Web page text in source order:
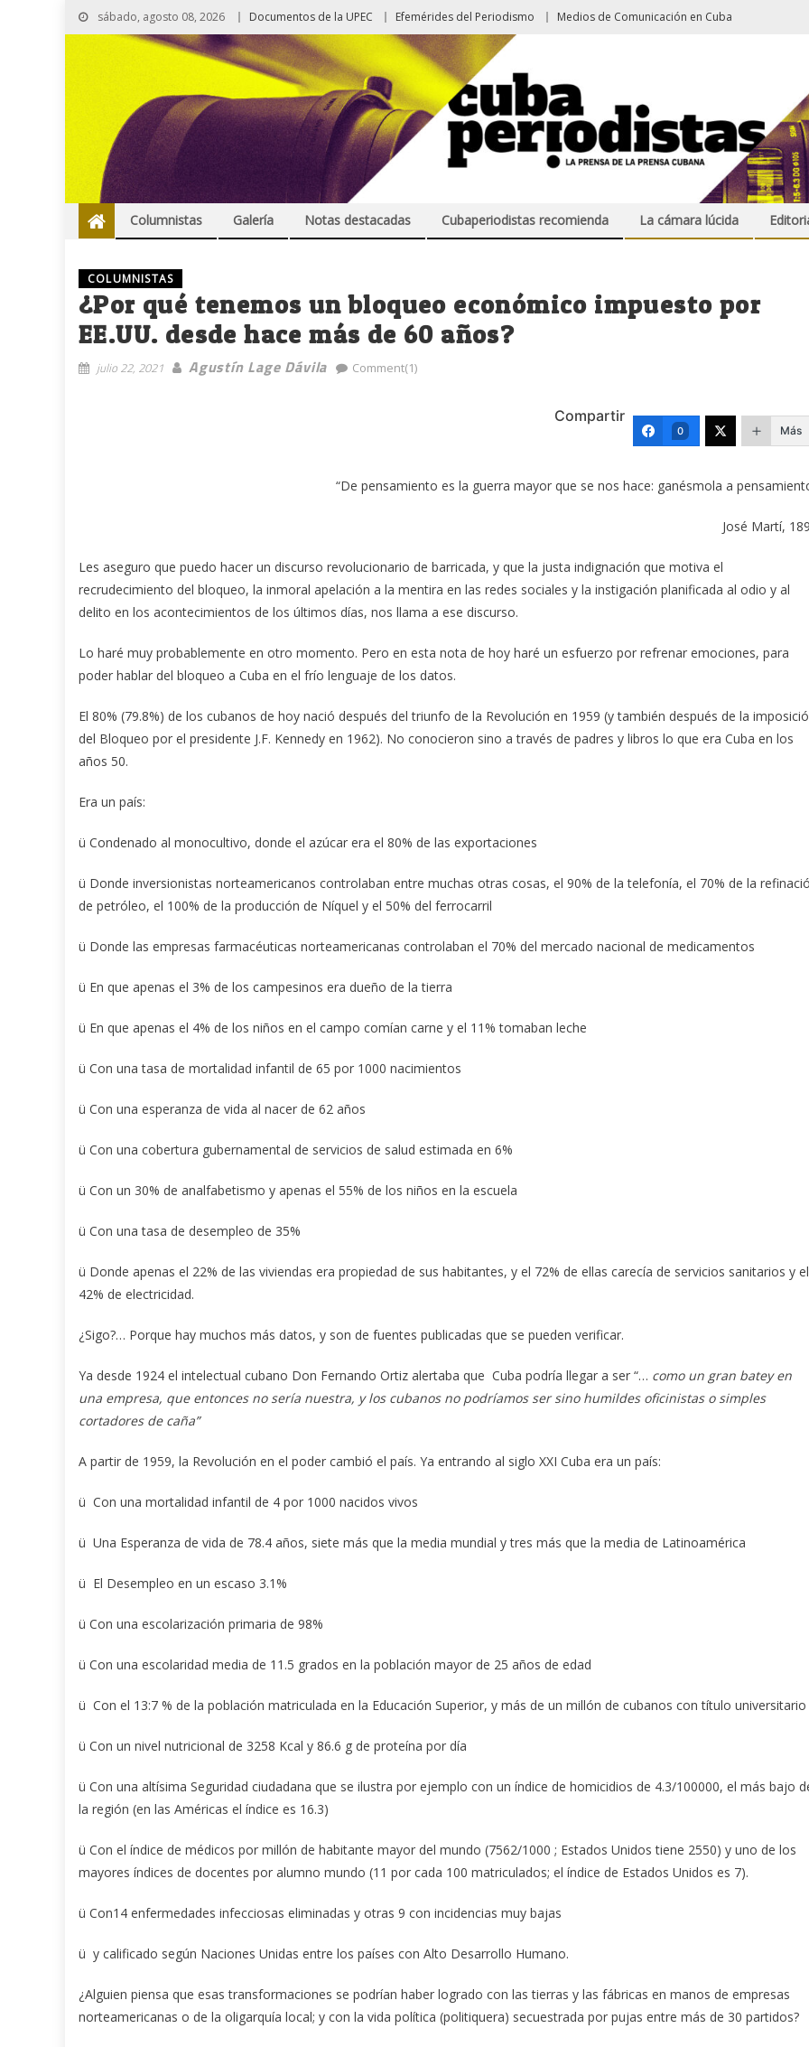
sábado, agosto 08, 2026 Documentos de la UPEC Efemérides del Periodismo Medios de Comunicación en Cuba
Columnistas Galería Notas destacadas Cubaperiodistas recomienda La cámara lúcida
COLUMNISTAS
¿Por qué tenemos un bloqueo económico impuesto por
EE.UU. desde hace más de 60 años?
julio 22, 2021 Agustín Lage Dávila Comment(1)
Compartir
0 Más
“De pensamiento es la guerra mayor que se nos hace: ganésmola a
José Martí,
Les aseguro que puedo hacer un discurso revolucionario de barricada, y que la justa indignación que motiva el
recrudecimiento del bloqueo, la inmoral apelación a la mentira en las redes sociales y la instigación planificada al odio y al
delito en los acontecimientos de los últimos días, nos llama a ese discurso.
Lo haré muy probablemente en otro momento. Pero en esta nota de hoy haré un esfuerzo por refrenar emociones, para
poder hablar del bloqueo a Cuba en el frío lenguaje de los datos.
El 80% (79.8%) de los cubanos de hoy nació después del triunfo de la Revolución en 1959 (y también después de la
del Bloqueo por el presidente J.F. Kennedy en 1962). No conocieron sino a través de padres y libros lo que era Cuba en los
años 50.
Era un país:
ü Condenado al monocultivo, donde el azúcar era el 80% de las exportaciones
ü Donde inversionistas norteamericanos controlaban entre muchas otras cosas, el 90% de la telefonía, el 70% de la
de petróleo, el 100% de la producción de Níquel y el 50% del ferrocarril
ü Donde las empresas farmacéuticas norteamericanas controlaban el 70% del mercado nacional de medicamentos
ü En que apenas el 3% de los campesinos era dueño de la tierra
ü En que apenas el 4% de los niños en el campo comían carne y el 11% tomaban leche
ü Con una tasa de mortalidad infantil de 65 por 1000 nacimientos
ü Con una esperanza de vida al nacer de 62 años
ü Con una cobertura gubernamental de servicios de salud estimada en 6%
ü Con un 30% de analfabetismo y apenas el 55% de los niños en la escuela
ü Con una tasa de desempleo de 35%
ü Donde apenas el 22% de las viviendas era propiedad de sus habitantes, y el 72% de ellas carecía de servicios sanitarios y el
42% de electricidad.
¿Sigo?… Porque hay muchos más datos, y son de fuentes publicadas que se pueden verificar.
Ya desde 1924 el intelectual cubano Don Fernando Ortiz alertaba que Cuba podría llegar a ser “… como un gran batey en
una empresa, que entonces no sería nuestra, y los cubanos no podríamos ser sino humildes oficinistas o simples
cortadores de caña”
A partir de 1959, la Revolución en el poder cambió el país. Ya entrando al siglo XXI Cuba era un país:
ü Con una mortalidad infantil de 4 por 1000 nacidos vivos
ü Una Esperanza de vida de 78.4 años, siete más que la media mundial y tres más que la media de Latinoamérica
ü El Desempleo en un escaso 3.1%
ü Con una escolarización primaria de 98%
ü Con una escolaridad media de 11.5 grados en la población mayor de 25 años de edad
ü Con el 13:7 % de la población matriculada en la Educación Superior, y más de un millón de cubanos con título universitario
ü Con un nivel nutricional de 3258 Kcal y 86.6 g de proteína por día
ü Con una altísima Seguridad ciudadana que se ilustra por ejemplo con un índice de homicidios de 4.3/100000, el más bajo
la región (en las Américas el índice es 16.3)
ü Con el índice de médicos por millón de habitante mayor del mundo (7562/1000 ; Estados Unidos tiene 2550) y uno de los
mayores índices de docentes por alumno mundo (11 por cada 100 matriculados; el índice de Estados Unidos es 7).
ü Con14 enfermedades infecciosas eliminadas y otras 9 con incidencias muy bajas
ü y calificado según Naciones Unidas entre los países con Alto Desarrollo Humano.
¿Alguien piensa que esas transformaciones se podrían haber logrado con las tierras y las fábricas en manos de empresas
norteamericanas o de la oligarquía local; y con la vida política (politiquera) secuestrada por pujas entre más de 30 partidos?